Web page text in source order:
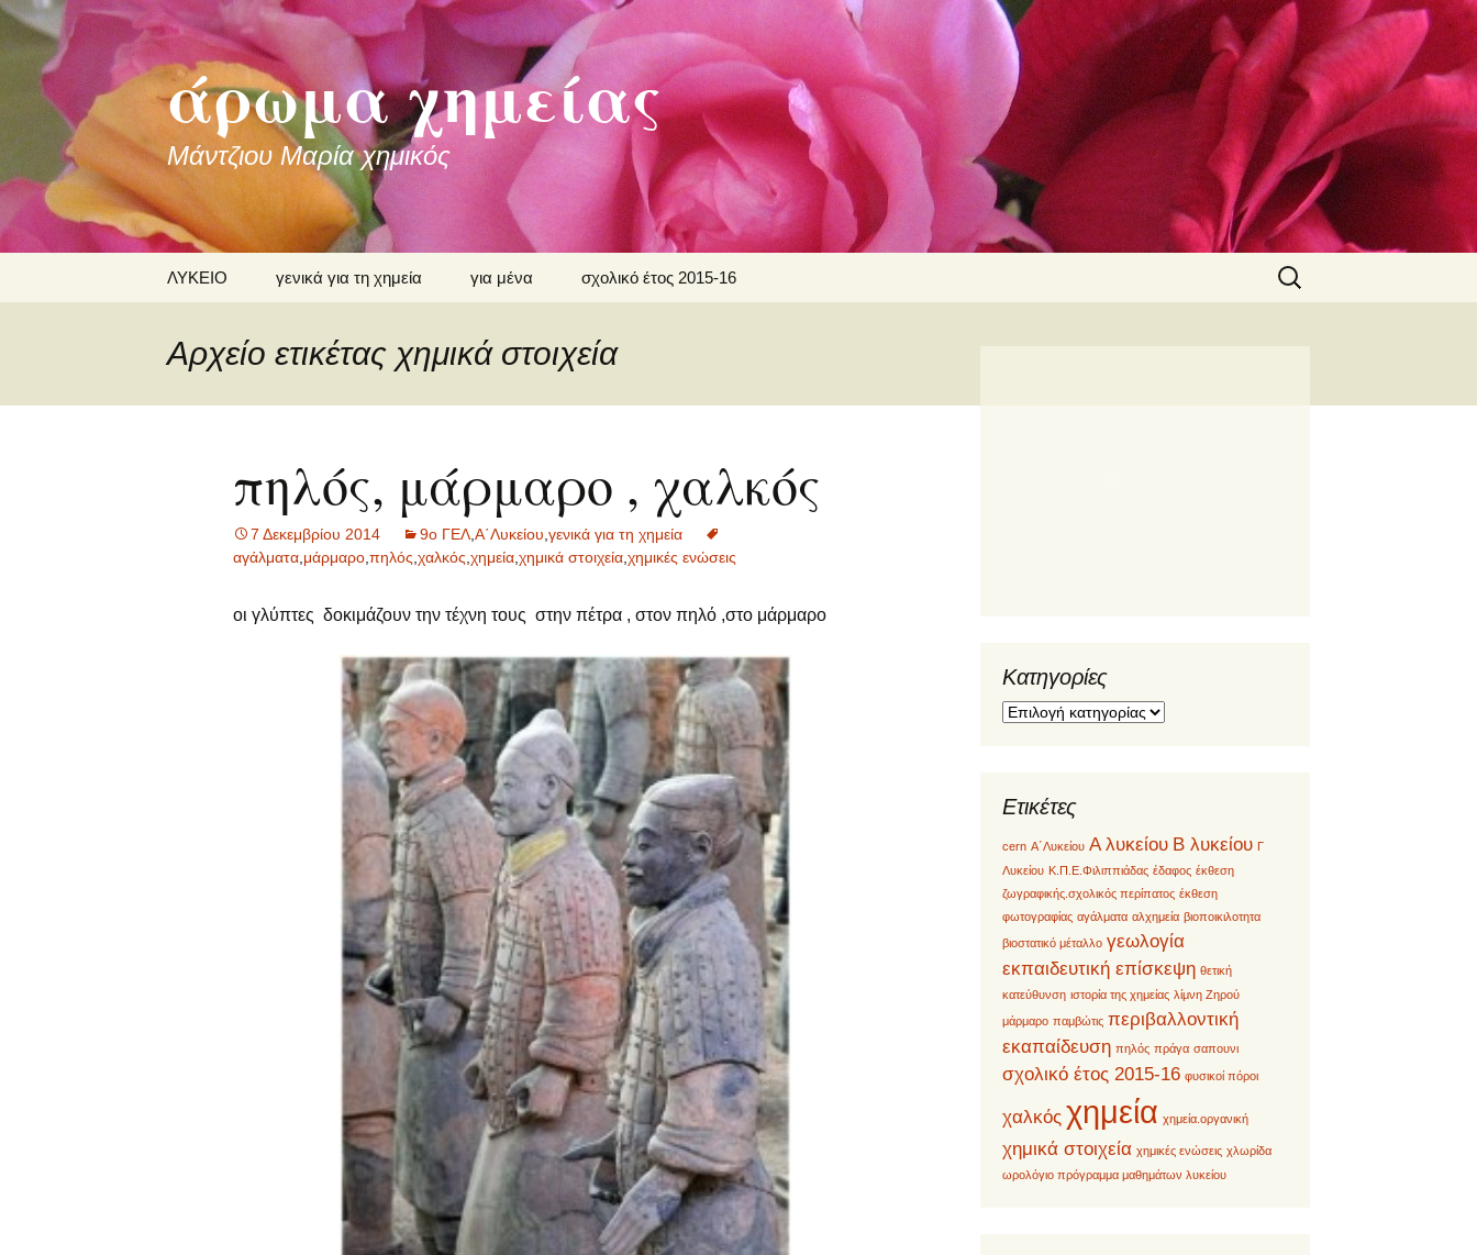
άρωμα χημείας
Μάντζιου Μαρία χημικός
ΛΥΚΕΙΟ
Β΄Λυκείου
γενικά για τη χημεία
χημικά στοιχεία
για μένα σχολικό έτος 2015-16
Αναζήτηση
για:
Αρχείο ετικέτας χημικά στοιχεία
πηλός, μάρμαρο , χαλκός
7 Δεκεμβρίου 2014 9ο ΓΕΛ Α΄Λυκείου γενικά για τη χημεία
αγάλματα μάρμαρο πηλός χαλκός χημεία χημικά στοιχεία χημικές ενώσεις
οι γλύπτες δοκιμάζουν την τέχνη τους στην πέτρα , στον πηλό ,στο μάρμαρο
Kατηγορίες
Kατηγορίες
Ετικέτες
cern Α΄Λυκείου Α λυκείου Β λυκείου Γ
Λυκείου Κ.Π.Ε.Φιλιππιάδας έδαφος έκθεση
ζωγραφικής.σχολικός περίπατος έκθεση
φωτογραφίας αγάλματα αλχημεία βιοποικιλοτητα
βιοστατικό μέταλλο γεωλογία
εκπαιδευτική επίσκεψη θετική
κατεύθυνση ιστορία της χημείας λίμνη Ζηρού
μάρμαρο παμβώτις περιβαλλοντική
εκαπαίδευση πηλός πράγα σαπουνι
σχολικό έτος 2015-16 φυσικοί πόροι
χαλκός χημεία χημεία.οργανική
χημικά στοιχεία χημικές ενώσεις χλωρίδα
ωρολόγιο πρόγραμμα μαθημάτων λυκείου